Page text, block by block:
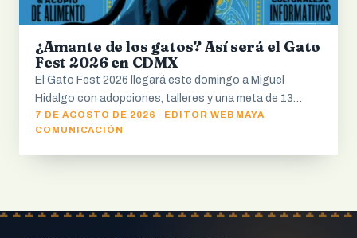
¿Amante de los gatos? Así será el Gato
Fest 2026 en CDMX
El Gato Fest 2026 llegará este domingo a Miguel
Hidalgo con adopciones, talleres y una meta de 13…
7 DE AGOSTO DE 2026 · EDITOR WEB MAYA
COMUNICACIÓN